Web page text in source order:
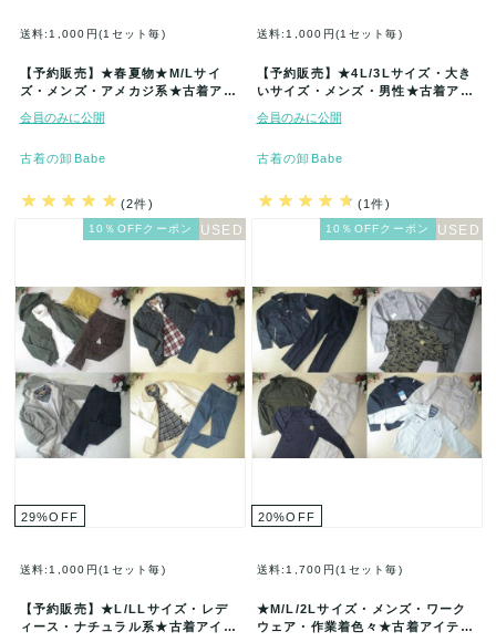
送料:1,000円(1セット毎)
【予約販売】★春夏物★M/Lサイ
ズ・メンズ・アメカジ系★古着アイ
着…
会員のみに公開
古着の卸Babe
(2件)
送料:1,000円(1セット毎)
【予約販売】★4L/3Lサイズ・大き
いサイズ・メンズ・男性★古着アイ
会員のみに公開
古着の卸Babe
(1件)
10％OFFクーポン
29%OFF
送料:1,000円(1セット毎)
【予約販売】★L/LLサイズ・レデ
ィース・ナチュラル系★古着アイテ
10％OFFクーポン
20%OFF
送料:1,700円(1セット毎)
★M/L/2Lサイズ・メンズ・ワーク
ウェア・作業着色々★古着アイテム